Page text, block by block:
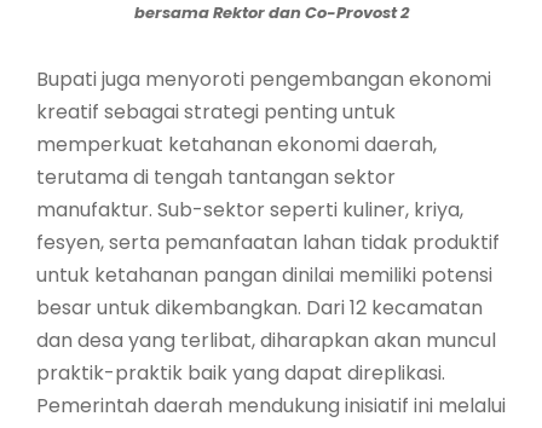
bersama Rektor dan Co-Provost 2
Bupati juga menyoroti pengembangan ekonomi
kreatif sebagai strategi penting untuk
memperkuat ketahanan ekonomi daerah,
terutama di tengah tantangan sektor
manufaktur. Sub-sektor seperti kuliner, kriya,
fesyen, serta pemanfaatan lahan tidak produktif
untuk ketahanan pangan dinilai memiliki potensi
besar untuk dikembangkan. Dari 12 kecamatan
dan desa yang terlibat, diharapkan akan muncul
praktik-praktik baik yang dapat direplikasi.
Pemerintah daerah mendukung inisiatif ini melalui